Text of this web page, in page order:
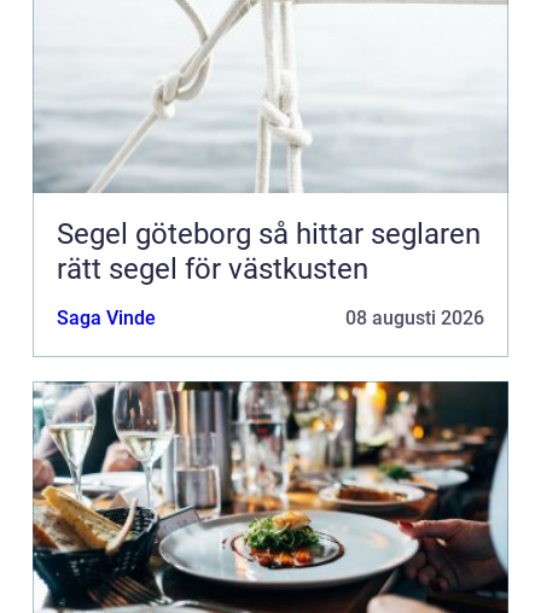
Segel göteborg så hittar seglaren
rätt segel för västkusten
Saga Vinde 08 augusti 2026